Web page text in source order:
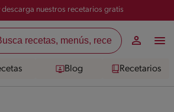
descarga nuestros recetarios gratis
Blog Recetarios